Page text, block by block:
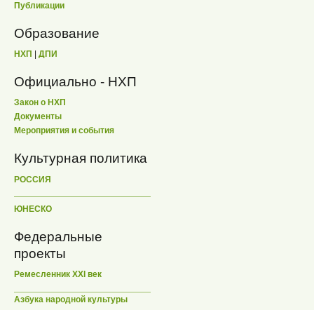
Публикации
Образование
НХП ДПИ
Официально - НХП
Закон о НХП
Документы
Мероприятия и события
Культурная политика
РОССИЯ
ЮНЕСКО
Федеральные
проекты
Ремесленник XXI век
Азбука народной культуры